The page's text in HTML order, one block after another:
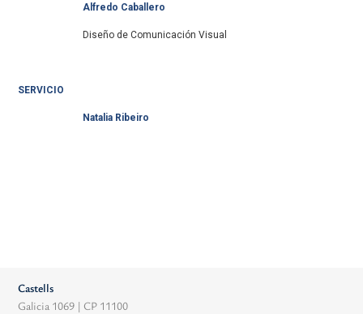
Alfredo Caballero
Diseño de Comunicación Visual
SERVICIO
Natalia Ribeiro
Castells
Galicia 1069 | CP 11100